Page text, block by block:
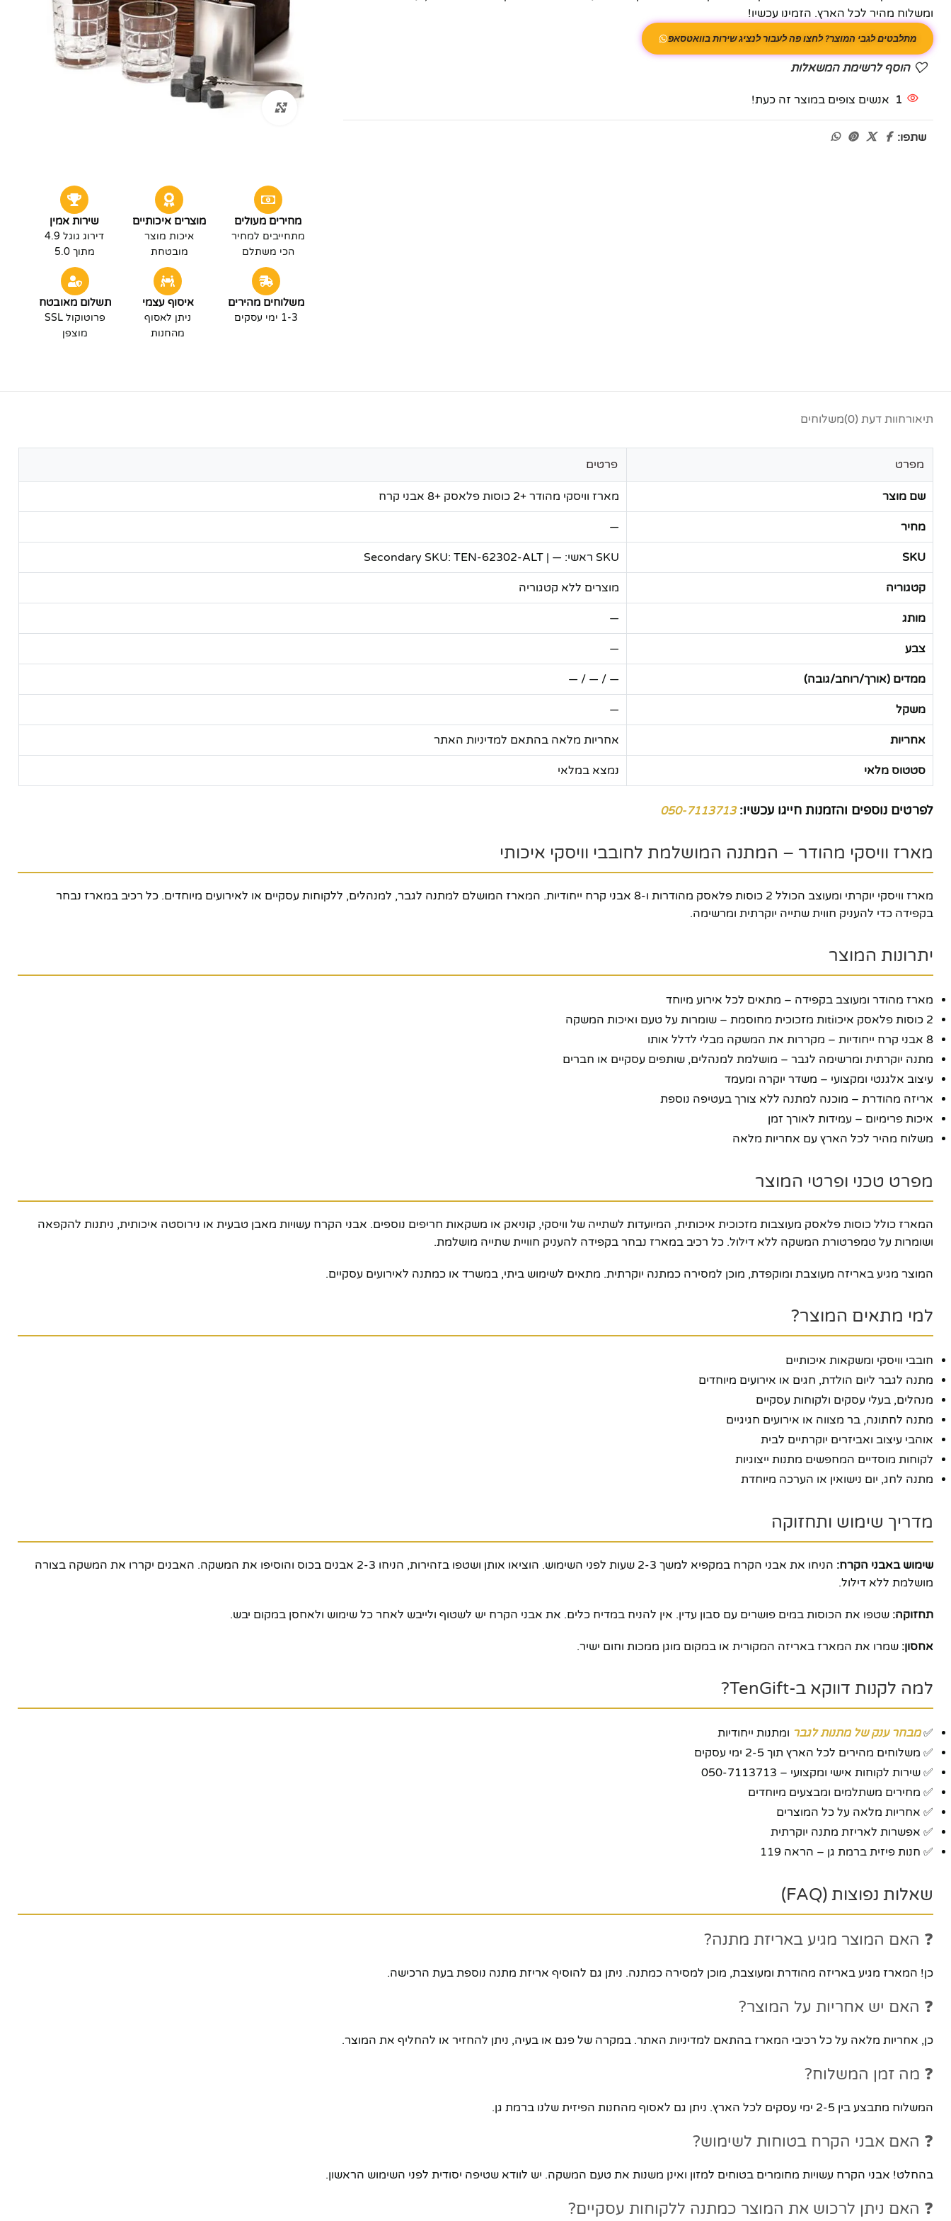
לחץ להגדלה
מחירים מעולים
מתחייבים למחיר
הכי משתלם
מוצרים איכותיים
איכות מוצר
מובטחת
שירות אמין
דירוג גוגל 4.9
מתוך 5.0
משלוחים מהירים
1-3 ימי עסקים
איסוף עצמי
ניתן לאסוף
מהחנות
תשלום מאובטח
פרוטוקול SSL
מוצפן
ומשלוח מהיר לכל הארץ. הזמינו עכשיו!
מתלבטים לגבי המוצר? לחצו פה לעבור לנציג שירות בוואטסאפ
הוסף לרשימת המשאלות
1 אנשים צופים במוצר זה כעת!
שתפו:
תיאורחוות דעת (0) משלוחים
מפרט פרטים
שם מוצר מארז וויסקי מהודר +2 כוסות פלאסק +8 אבני קרח
מחיר —
SKU SKU ראשי: — | Secondary SKU: TEN-62302-ALT
קטגוריה מוצרים ללא קטגוריה
מותג —
צבע —
ממדים (אורך/רוחב/גובה) — / — / —
משקל —
אחריות אחריות מלאה בהתאם למדיניות האתר
סטטוס מלאי נמצא במלאי
לפרטים נוספים והזמנות חייגו עכשיו:050-7113713
מארז וויסקי מהודר – המתנה המושלמת לחובבי וויסקי איכותי
מארז וויסקי יוקרתי ומעוצב הכולל 2 כוסות פלאסק מהודרות ו-8 אבני קרח ייחודיות. המארז המושלם למתנה לגבר, למנהלים, ללקוחות עסקיים או לאירועים מיוחדים. כל רכיב במארז נבחר
בקפידה כדי להעניק חווית שתייה יוקרתית ומרשימה.
יתרונות המוצר
מארז מהודר ומעוצב בקפידה – מתאים לכל אירוע מיוחד
2 כוסות פלאסק איכוtiות מזכוכית מחוסמת – שומרות על טעם ואיכות המשקה
8 אבני קרח ייחודיות – מקררות את המשקה מבלי לדלל אותו
מתנה יוקרתית ומרשימה לגבר – מושלמת למנהלים, שותפים עסקיים או חברים
עיצוב אלגנטי ומקצועי – משדר יוקרה ומעמד
אריזה מהודרת – מוכנה למתנה ללא צורך בעטיפה נוספת
איכות פרימיום – עמידות לאורך זמן
משלוח מהיר לכל הארץ עם אחריות מלאה
מפרט טכני ופרטי המוצר
המארז כולל כוסות פלאסק מעוצבות מזכוכית איכותית, המיועדות לשתייה של וויסקי, קוניאק או משקאות חריפים נוספים. אבני הקרח עשויות מאבן טבעית או נירוסטה איכותית, ניתנות להקפאה
ושומרות על טמפרטורת המשקה ללא דילול. כל רכיב במארז נבחר בקפידה להעניק חוויית שתייה מושלמת.
המוצר מגיע באריזה מעוצבת ומוקפדת, מוכן למסירה כמתנה יוקרתית. מתאים לשימוש ביתי, במשרד או כמתנה לאירועים עסקיים.
למי מתאים המוצר?
חובבי וויסקי ומשקאות איכותיים
מתנה לגבר ליום הולדת, חגים או אירועים מיוחדים
מנהלים, בעלי עסקים ולקוחות עסקיים
מתנה לחתונה, בר מצווה או אירועים חגיגיים
אוהבי עיצוב ואביזרים יוקרתיים לבית
לקוחות מוסדיים המחפשים מתנות ייצוגיות
מתנה לחג, יום נישואין או הערכה מיוחדת
מדריך שימוש ותחזוקה
שימוש באבני הקרח:
הניחו את אבני הקרח במקפיא למשך 2-3 שעות לפני השימוש. הוציאו אותן ושטפו בזהירות, הניחו 2-3 אבנים בכוס והוסיפו את המשקה. האבנים יקררו את המשקה בצורה
מושלמת ללא דילול.
תחזוקה: שטפו את הכוסות במים פושרים עם סבון עדין. אין להניח במדיח כלים. את אבני הקרח יש לשטוף ולייבש לאחר כל שימוש ולאחסן במקום יבש.
אחסון: שמרו את המארז באריזה המקורית או במקום מוגן ממכות וחום ישיר.
למה לקנות דווקא ב-TenGift?
✅מבחר ענק של מתנות לגבר ומתנות ייחודיות
✅ משלוחים מהירים לכל הארץ תוך 2-5 ימי עסקים
✅ שירות לקוחות אישי ומקצועי – 050-7113713
✅ מחירים משתלמים ומבצעים מיוחדים
✅ אחריות מלאה על כל המוצרים
✅ אפשרות לאריזת מתנה יוקרתית
✅ חנות פיזית ברמת גן – הראה 119
שאלות נפוצות (FAQ)
❓ האם המוצר מגיע באריזת מתנה?
כן! המארז מגיע באריזה מהודרת ומעוצבת, מוכן למסירה כמתנה. ניתן גם להוסיף אריזת מתנה נוספת בעת הרכישה.
❓ האם יש אחריות על המוצר?
כן, אחריות מלאה על כל רכיבי המארז בהתאם למדיניות האתר. במקרה של פגם או בעיה, ניתן להחזיר או להחליף את המוצר.
❓ מה זמן המשלוח?
המשלוח מתבצע בין 2-5 ימי עסקים לכל הארץ. ניתן גם לאסוף מהחנות הפיזית שלנו ברמת גן.
❓ האם אבני הקרח בטוחות לשימוש?
בהחלט! אבני הקרח עשויות מחומרים בטוחים למזון ואינן משנות את טעם המשקה. יש לוודא שטיפה יסודית לפני השימוש הראשון.
❓ האם ניתן לרכוש את המוצר כמתנה ללקוחות עסקיים?
פייסבוק
אינסטגרם